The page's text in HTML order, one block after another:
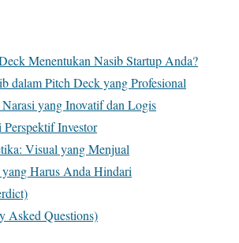
Menentukan Nasib Startup Anda?
dalam Pitch Deck yang Profesional
yang Inovatif dan Logis
Investor
Visual yang Menjual
yang Harus Anda Hindari
Asked Questions)